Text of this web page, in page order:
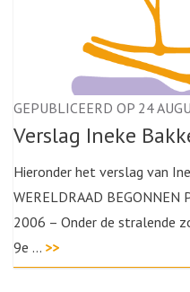
GEPUBLICEERD OP 24
Verslag Ineke
Hieronder het verslag van
WERELDRAAD
2006 – Onder de stralende
9e … >>